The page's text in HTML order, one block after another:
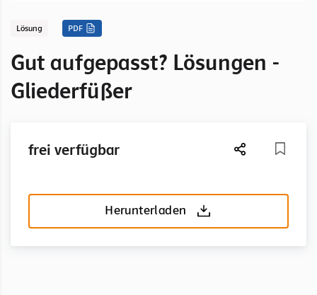
Lösung PDF
Gut aufgepasst? Lösungen -
Gliederfüßer
frei verfügbar
Herunterladen